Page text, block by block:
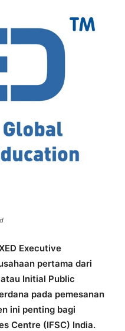
Executive
pertama dari
Initial Public
pada pemesanan
ini penting bagi
Centre (IFSC) India.